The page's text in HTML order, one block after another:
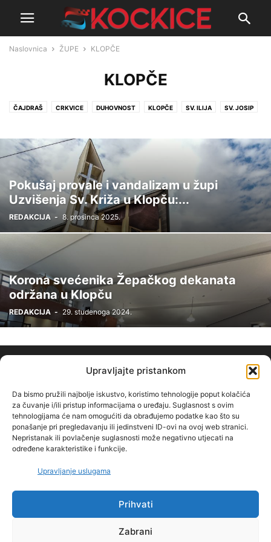
Upravljajte pristankom
Da bismo pružili najbolje iskustvo, koristimo tehnologije poput kolačića
za čuvanje i/ili pristup informacijama o uređaju. Suglasnost s ovim
tehnologijama će nam omogućiti da obrađujemo podatke kao što su
ponašanje pri pregledavanju ili jedinstveni ID-ovi na ovoj web stranici.
Nepristanak ili povlačenje suglasnosti može negativno utjecati na
određene karakteristike i funkcije.
Upravljanje uslugama
Prihvati
Zabrani
Naslovnica ŽUPE KLOPČE
KLOPČE
ČAJDRAŠ CRKVICE DUHOVNOST KLOPČE SV. ILIJA SV. JOSIP
Pokušaj provale i vandalizam u župi
Uzvišenja Sv. Križa u Klopču:...
REDAKCIJA - 8. prosinca 2025.
Korona svećenika Žepačkog dekanata
održana u Klopču
REDAKCIJA - 29. studenoga 2024.
O NAMA
IMPRESSUM Politika privatnosti PRAVILA KORIŠTENJA